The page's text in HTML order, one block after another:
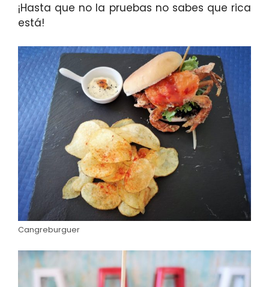
¡Hasta que no la pruebas no sabes que rica
está!
Cangreburguer